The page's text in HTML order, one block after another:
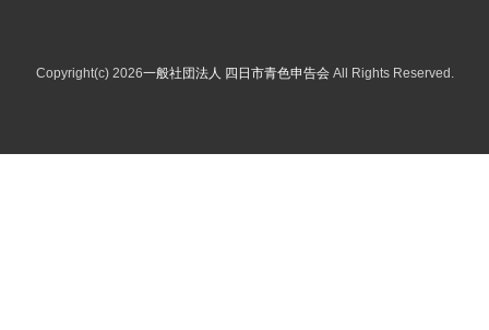
Copyright(c) 2026一般社団法人 四日市青色申告会All Rights Reserved.